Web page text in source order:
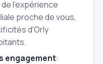
l'expérience
proche de vous,
d'Orly
engagement: